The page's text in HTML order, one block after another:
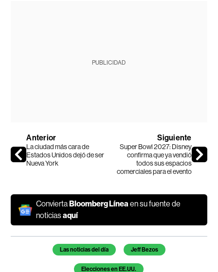
PUBLICIDAD
Anterior
La ciudad más cara de
Estados Unidos dejó de ser
Nueva York
Siguiente
Super Bowl 2027: Disney
confirma que ya vendió
todos sus espacios
comerciales para el evento
Convierta Bloomberg Líneaen su fuente de
noticiasaquí
Temas de este artículo
Las noticias del día Jeff Bezos
Elecciones en EE.UU.